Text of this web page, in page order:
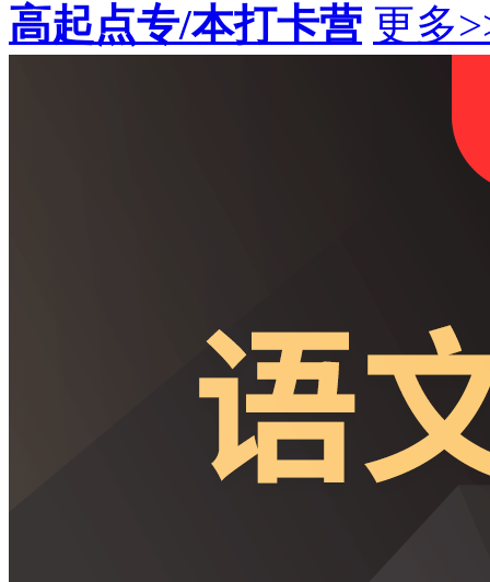
高起点专/本打卡营 更多